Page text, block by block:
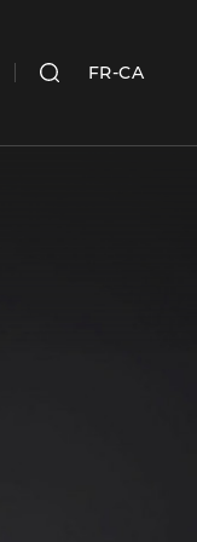
RECHERCHER
FR-CA